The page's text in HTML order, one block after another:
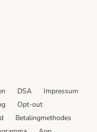
DSA
Impressum
Opt-out
Betalingmethodes